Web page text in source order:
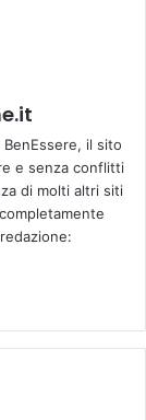
BenEssere, il sito
e senza conflitti
di molti altri siti